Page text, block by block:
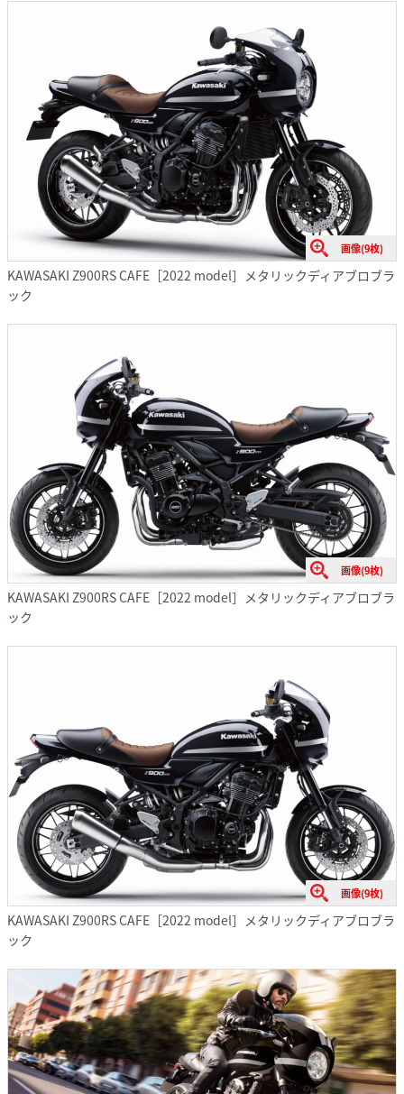
画像(9枚)
KAWASAKI Z900RS CAFE［2022 model］メタリックディアブロブラ
ック
画像(9枚)
KAWASAKI Z900RS CAFE［2022 model］メタリックディアブロブラ
ック
画像(9枚)
KAWASAKI Z900RS CAFE［2022 model］メタリックディアブロブラ
ック